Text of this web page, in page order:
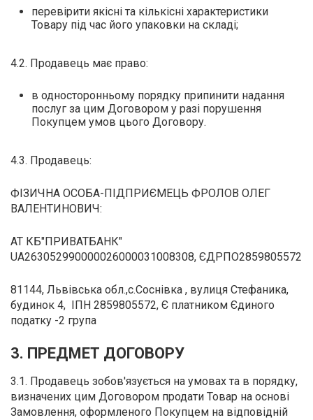
перевірити якісні та кількісні характеристики
Товару під час його упаковки на складі;
4.2. Продавець має право:
в односторонньому порядку припинити надання
послуг за цим Договором у разі порушення
Покупцем умов цього Договору.
4.3. Продавець:
ФІЗИЧНА ОСОБА-ПІДПРИЄМЕЦЬ ФРОЛОВ ОЛЕГ
ВАЛЕНТИНОВИЧ:
АТ КБ"ПРИВАТБАНК"
UA263052990000026000031008308, ЄДРПО2859805572
81144, Львівська обл.,с.Соснівка , вулиця Стефаника,
будинок 4, ІПН 2859805572, Є платником Єдиного
податку -2 група
3. ПРЕДМЕТ ДОГОВОРУ
3.1. Продавець зобов'язується на умовах та в порядку,
визначених цим Договором продати Товар на основі
Замовлення, оформленого Покупцем на відповідній